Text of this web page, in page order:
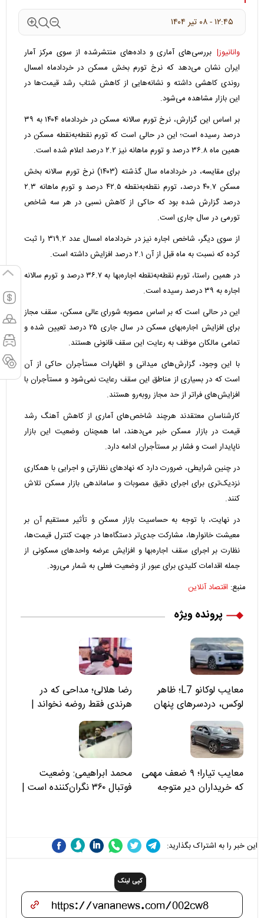
۱۲:۴۵ - ۰۸ تير ۱۴۰۴
وانانیوز| بررسی‌های آماری و داده‌های منتشرشده از سوی مرکز آمار
ایران نشان می‌دهد که نرخ تورم بخش مسکن در خردادماه امسال
روندی کاهشی داشته و نشانه‌هایی از کاهش شتاب رشد قیمت‌ها در
این بازار مشاهده می‌شود.
بر اساس این گزارش، نرخ تورم سالانه مسکن در خردادماه ۱۴۰۴ به ۳۹
درصد رسیده است؛ این در حالی است که تورم نقطه‌به‌نقطه مسکن در
همین ماه ۳۶.۸ درصد و تورم ماهانه نیز ۲.۲ درصد اعلام شده است.
برای مقایسه، در خردادماه سال گذشته (۱۴۰۳) نرخ تورم سالانه بخش
مسکن ۴۰.۷ درصد، تورم نقطه‌به‌نقطه ۴۲.۵ درصد و تورم ماهانه ۲.۳
درصد گزارش شده بود که حاکی از کاهش نسبی در هر سه شاخص
تورمی در سال جاری است.
از سوی دیگر، شاخص اجاره نیز در خردادماه امسال عدد ۳۱۹.۲ را ثبت
کرده که نسبت به ماه قبل از آن ۲.۱ درصد افزایش داشته است.
در همین راستا، تورم نقطه‌به‌نقطه اجاره‌بها به ۳۶.۷ درصد و تورم سالانه
اجاره به ۳۹ درصد رسیده است.
این در حالی است که بر اساس مصوبه شورای عالی مسکن، سقف مجاز
برای افزایش اجاره‌بهای مسکن در سال جاری ۲۵ درصد تعیین شده و
تمامی مالکان موظف به رعایت این سقف قانونی هستند.
با این وجود، گزارش‌های میدانی و اظهارات مستأجران حاکی از آن
است که در بسیاری از مناطق این سقف رعایت نمی‌شود و مستأجران با
افزایش‌های فراتر از حد مجاز روبه‌رو هستند.
کارشناسان معتقدند هرچند شاخص‌های آماری از کاهش آهنگ رشد
قیمت در بازار مسکن خبر می‌دهند، اما همچنان وضعیت این بازار
ناپایدار است و فشار بر مستأجران ادامه دارد.
در چنین شرایطی، ضرورت دارد که نهاد‌های نظارتی و اجرایی با همکاری
نزدیک‌تری برای اجرای دقیق مصوبات و ساماندهی بازار مسکن تلاش
کنند.
در نهایت، با توجه به حساسیت بازار مسکن و تأثیر مستقیم آن بر
معیشت خانوارها، مشارکت جدی‌تر دستگاه‌ها در جهت کنترل قیمت‌ها،
نظارت بر اجرای سقف اجاره‌بها و افزایش عرضه واحد‌های مسکونی از
جمله اقدامات کلیدی برای عبور از وضعیت فعلی به شمار می‌رود.
منبع: اقتصاد آنلاین
پرونده ویژه
معایب لوکانو L7؛ ظاهر
لوکس، دردسرهای پنهان
رضا هلالی؛ مداحی که در
هرندی فقط روضه نخواند |
مسئولان «تکیه‌گاه آقا مرتضی
علی(ع)» را جدی‌تر ببینند
معایب تیارا؛ ۹ ضعف مهمی
که خریداران دیر متوجه
محمد ابراهیمی: وضعیت
فوتبال ۳۶۰ نگران‌کننده است |
این خبر را به اشتراک بگذارید:
کپی لینک